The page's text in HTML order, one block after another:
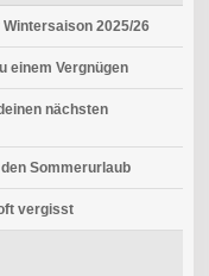
2025/26
einem Vergnügen
nächsten
Sommerurlaub
vergisst